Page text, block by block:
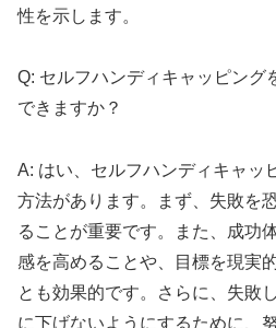
性を示します。
Q: セルフハンディキャッピング
できますか？
A: はい、セルフハンディキャッ
方法があります。まず、失敗を
ることが重要です。また、成功
感を高めることや、目標を現実
とも効果的です。さらに、失敗
に下げないようにするために、